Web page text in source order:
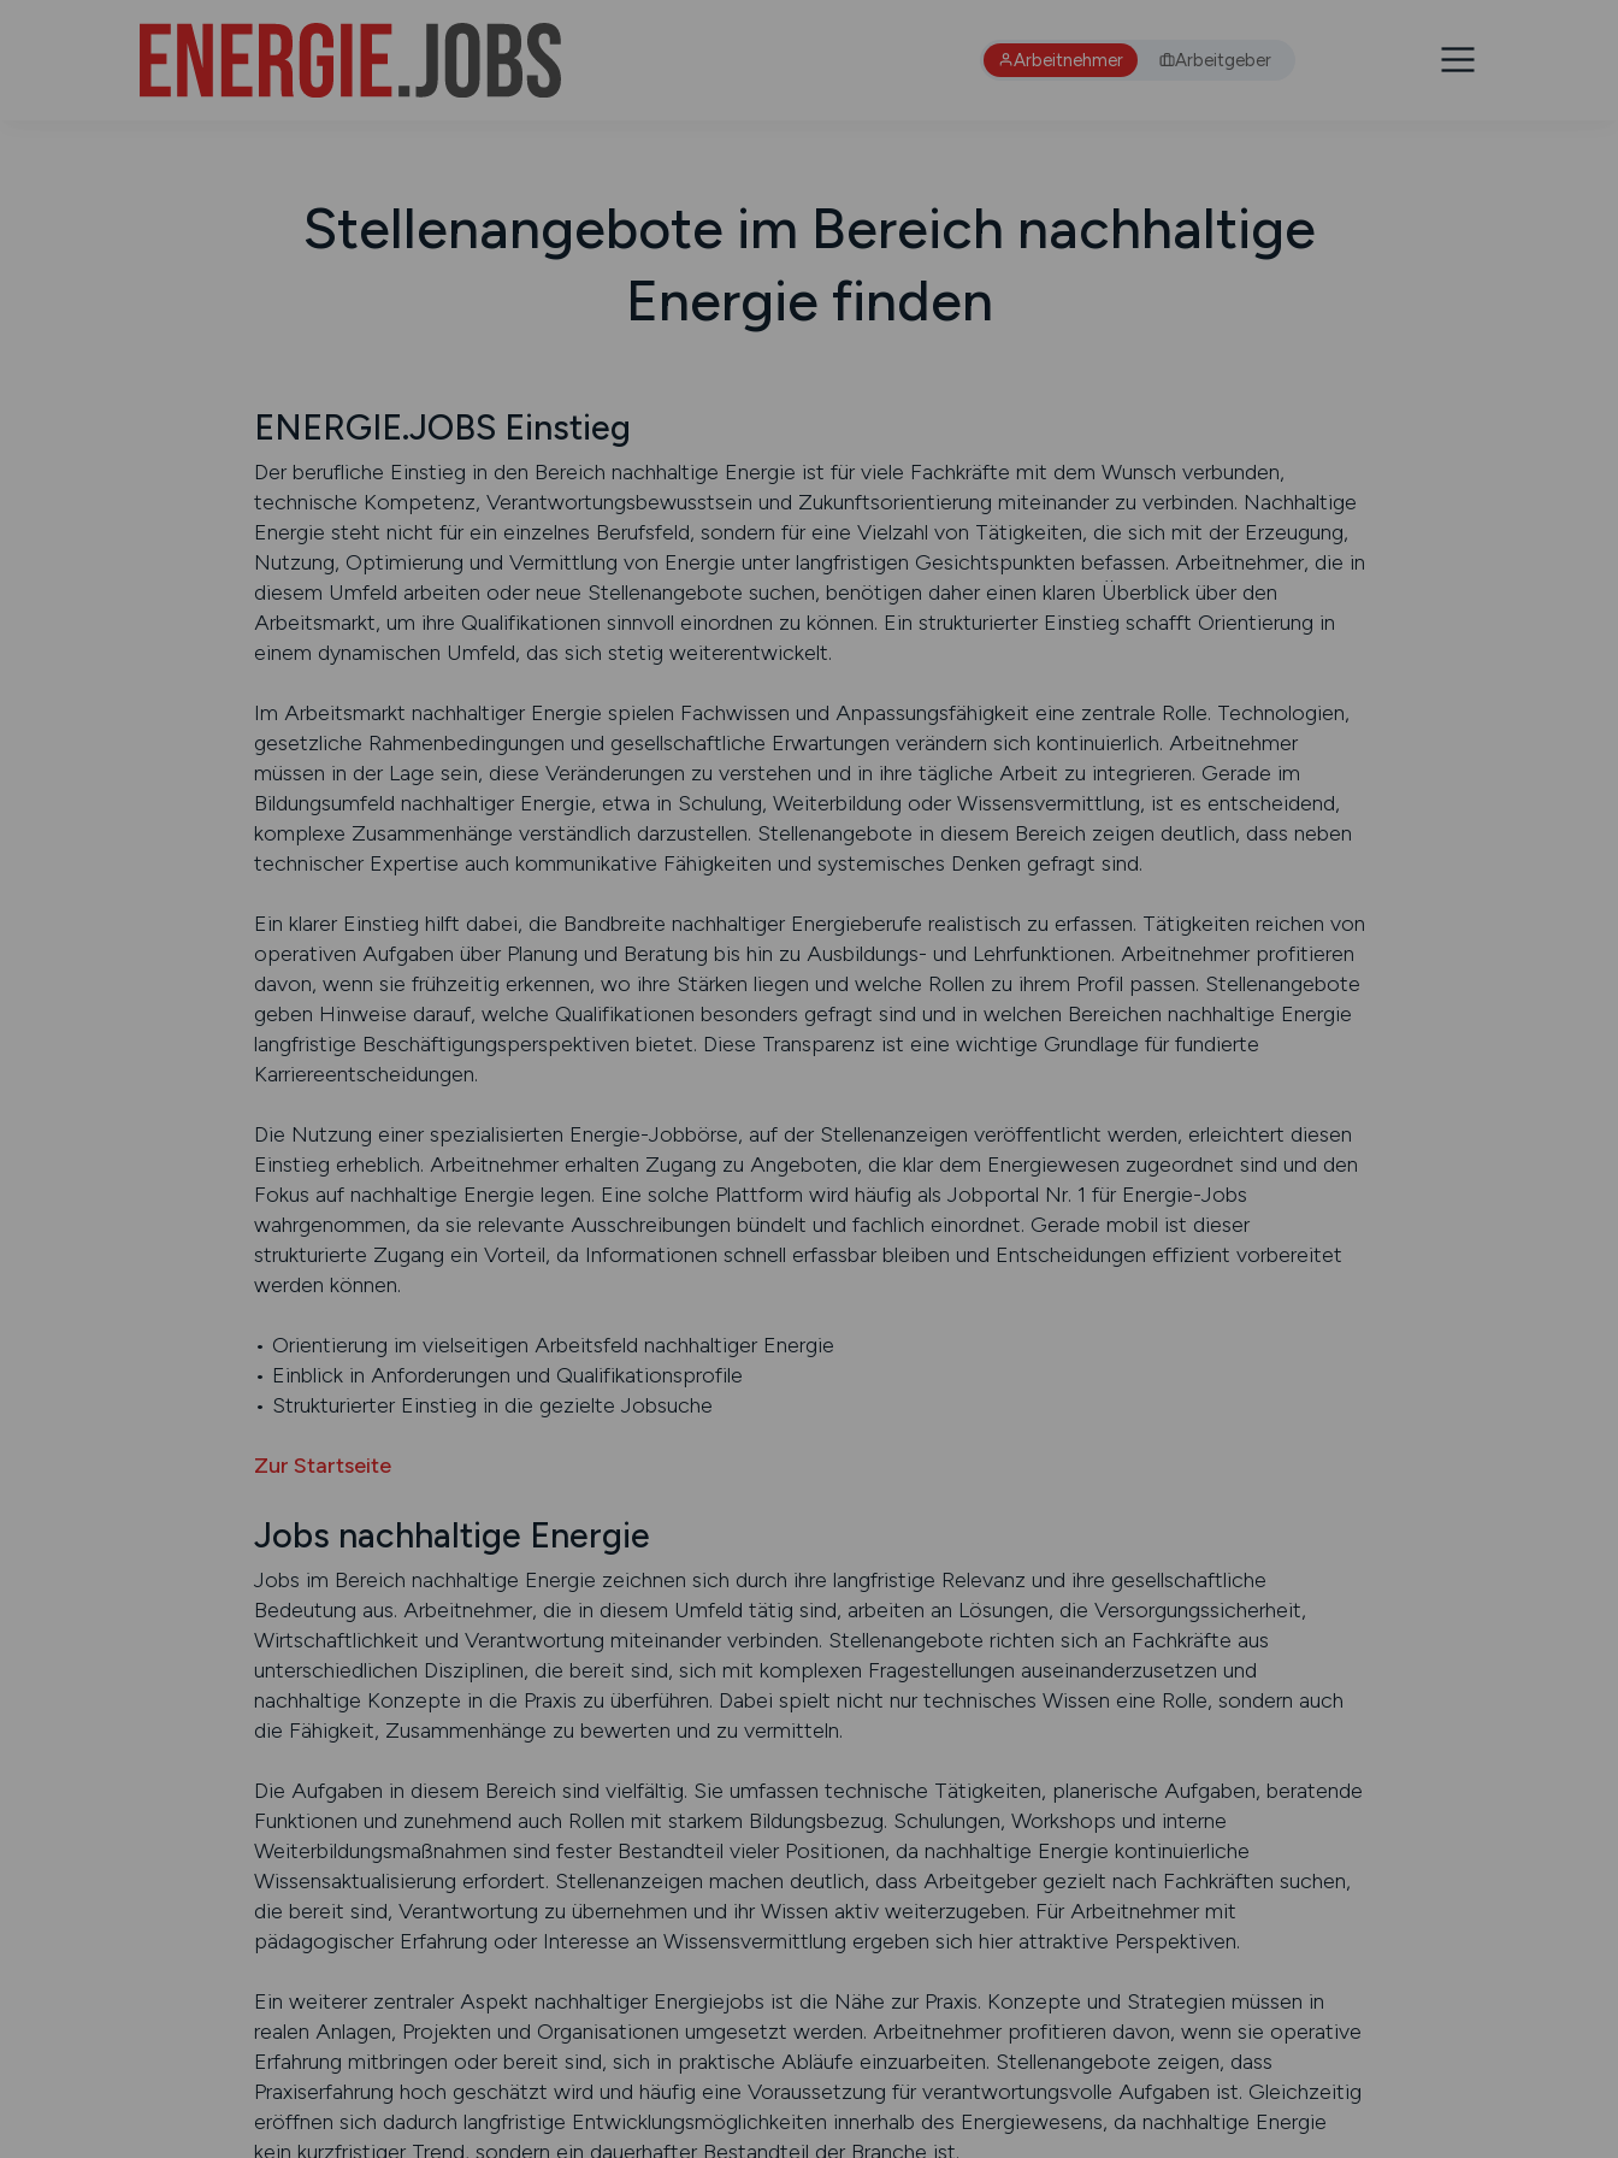
Arbeitnehmer Arbeitgeber
Stellenangebote im Bereich nachhaltige
Energie finden
ENERGIE.JOBS Einstieg
Der berufliche Einstieg in den Bereich nachhaltige Energie ist für viele Fachkräfte mit dem Wunsch verbunden,
technische Kompetenz, Verantwortungsbewusstsein und Zukunftsorientierung miteinander zu verbinden. Nachhaltige
Energie steht nicht für ein einzelnes Berufsfeld, sondern für eine Vielzahl von Tätigkeiten, die sich mit der Erzeugung,
Nutzung, Optimierung und Vermittlung von Energie unter langfristigen Gesichtspunkten befassen. Arbeitnehmer, die in
diesem Umfeld arbeiten oder neue Stellenangebote suchen, benötigen daher einen klaren Überblick über den
Arbeitsmarkt, um ihre Qualifikationen sinnvoll einordnen zu können. Ein strukturierter Einstieg schafft Orientierung in
einem dynamischen Umfeld, das sich stetig weiterentwickelt.
Im Arbeitsmarkt nachhaltiger Energie spielen Fachwissen und Anpassungsfähigkeit eine zentrale Rolle. Technologien,
gesetzliche Rahmenbedingungen und gesellschaftliche Erwartungen verändern sich kontinuierlich. Arbeitnehmer
müssen in der Lage sein, diese Veränderungen zu verstehen und in ihre tägliche Arbeit zu integrieren. Gerade im
Bildungsumfeld nachhaltiger Energie, etwa in Schulung, Weiterbildung oder Wissensvermittlung, ist es entscheidend,
komplexe Zusammenhänge verständlich darzustellen. Stellenangebote in diesem Bereich zeigen deutlich, dass neben
technischer Expertise auch kommunikative Fähigkeiten und systemisches Denken gefragt sind.
Ein klarer Einstieg hilft dabei, die Bandbreite nachhaltiger Energieberufe realistisch zu erfassen. Tätigkeiten reichen von
operativen Aufgaben über Planung und Beratung bis hin zu Ausbildungs- und Lehrfunktionen. Arbeitnehmer profitieren
davon, wenn sie frühzeitig erkennen, wo ihre Stärken liegen und welche Rollen zu ihrem Profil passen. Stellenangebote
geben Hinweise darauf, welche Qualifikationen besonders gefragt sind und in welchen Bereichen nachhaltige Energie
langfristige Beschäftigungsperspektiven bietet. Diese Transparenz ist eine wichtige Grundlage für fundierte
Karriereentscheidungen.
Die Nutzung einer spezialisierten Energie-Jobbörse, auf der Stellenanzeigen veröffentlicht werden, erleichtert diesen
Einstieg erheblich. Arbeitnehmer erhalten Zugang zu Angeboten, die klar dem Energiewesen zugeordnet sind und den
Fokus auf nachhaltige Energie legen. Eine solche Plattform wird häufig als Jobportal Nr. 1 für Energie-Jobs
wahrgenommen, da sie relevante Ausschreibungen bündelt und fachlich einordnet. Gerade mobil ist dieser
strukturierte Zugang ein Vorteil, da Informationen schnell erfassbar bleiben und Entscheidungen effizient vorbereitet
werden können.
• Orientierung im vielseitigen Arbeitsfeld nachhaltiger Energie
• Einblick in Anforderungen und Qualifikationsprofile
• Strukturierter Einstieg in die gezielte Jobsuche
Zur Startseite
Jobs nachhaltige Energie
Jobs im Bereich nachhaltige Energie zeichnen sich durch ihre langfristige Relevanz und ihre gesellschaftliche
Bedeutung aus. Arbeitnehmer, die in diesem Umfeld tätig sind, arbeiten an Lösungen, die Versorgungssicherheit,
Wirtschaftlichkeit und Verantwortung miteinander verbinden. Stellenangebote richten sich an Fachkräfte aus
unterschiedlichen Disziplinen, die bereit sind, sich mit komplexen Fragestellungen auseinanderzusetzen und
nachhaltige Konzepte in die Praxis zu überführen. Dabei spielt nicht nur technisches Wissen eine Rolle, sondern auch
die Fähigkeit, Zusammenhänge zu bewerten und zu vermitteln.
Die Aufgaben in diesem Bereich sind vielfältig. Sie umfassen technische Tätigkeiten, planerische Aufgaben, beratende
Funktionen und zunehmend auch Rollen mit starkem Bildungsbezug. Schulungen, Workshops und interne
Weiterbildungsmaßnahmen sind fester Bestandteil vieler Positionen, da nachhaltige Energie kontinuierliche
Wissensaktualisierung erfordert. Stellenanzeigen machen deutlich, dass Arbeitgeber gezielt nach Fachkräften suchen,
die bereit sind, Verantwortung zu übernehmen und ihr Wissen aktiv weiterzugeben. Für Arbeitnehmer mit
pädagogischer Erfahrung oder Interesse an Wissensvermittlung ergeben sich hier attraktive Perspektiven.
Ein weiterer zentraler Aspekt nachhaltiger Energiejobs ist die Nähe zur Praxis. Konzepte und Strategien müssen in
realen Anlagen, Projekten und Organisationen umgesetzt werden. Arbeitnehmer profitieren davon, wenn sie operative
Erfahrung mitbringen oder bereit sind, sich in praktische Abläufe einzuarbeiten. Stellenangebote zeigen, dass
Praxiserfahrung hoch geschätzt wird und häufig eine Voraussetzung für verantwortungsvolle Aufgaben ist. Gleichzeitig
eröffnen sich dadurch langfristige Entwicklungsmöglichkeiten innerhalb des Energiewesens, da nachhaltige Energie
kein kurzfristiger Trend, sondern ein dauerhafter Bestandteil der Branche ist.